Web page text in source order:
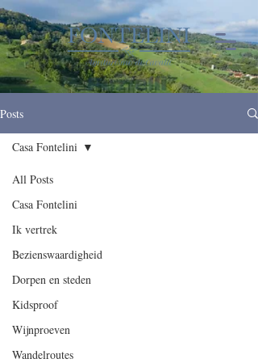
Posts
All Posts
Casa Fontelini
Ik vertrek
Bezienswaardigheid
Dorpen en steden
Kidsproof
Wijnproeven
Wandelroutes
Casa Fontelini